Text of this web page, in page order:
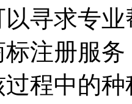
寻求专
注册服
程中的